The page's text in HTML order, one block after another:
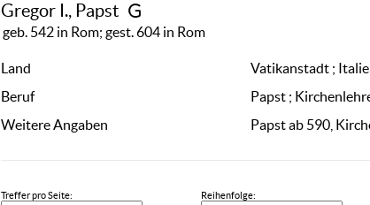
Gregor I., Papst
geb. 542 in Rom; gest. 604 in Rom
Land
Vatikanstadt ;
Beruf
Papst ;
Weitere Angaben
Papst ab 590,
Treffer pro Seite: Reihenfolge: